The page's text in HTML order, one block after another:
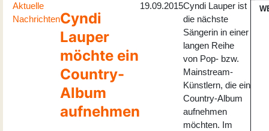
Aktuelle
NachrichtenCyndi
Lauper
möchte ein
Country-
Album
aufnehmen
19.09.2015Cyndi Lauper ist
die nächste
Sängerin in einer
langen Reihe
von Pop- bzw.
Mainstream-
Künstlern, die ein
Country-Album
aufnehmen
möchten. Im